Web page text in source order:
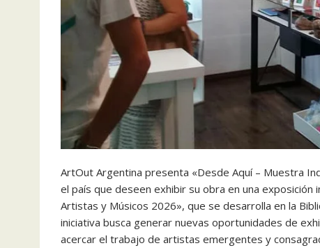
ArtOut Argentina presenta «Desde Aquí – Muestra
el país que deseen exhibir su obra en una
Artistas y Músicos 2026», que se desarrolla en la
iniciativa busca generar nuevas oportunidades de
acercar el trabajo de artistas emergentes y